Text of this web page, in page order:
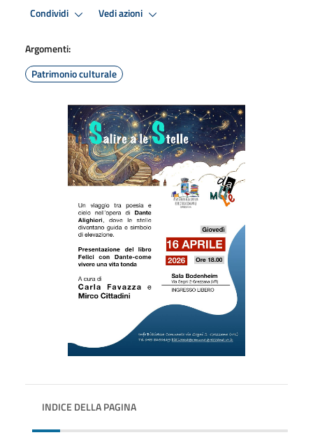
Condividi Vedi azioni
Argomenti:
Patrimonio culturale
INDICE DELLA PAGINA